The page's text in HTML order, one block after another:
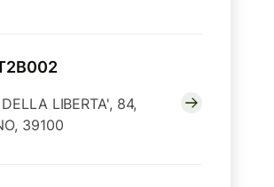
LIBERTA', 84,
39100